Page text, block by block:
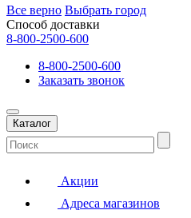
Все верно Выбрать город
Способ доставки
8-800-2500-600
8-800-2500-600
Заказать звонок
Каталог
Акции
Адреса магазинов